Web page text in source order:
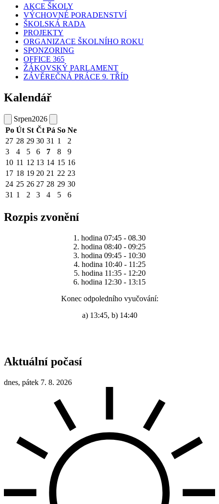
AKCE ŠKOLY
VÝCHOVNÉ PORADENSTVÍ
ŠKOLSKÁ RADA
PROJEKTY
ORGANIZACE ŠKOLNÍHO ROKU
SPONZORING
OFFICE 365
ŽÁKOVSKÝ PARLAMENT
ZÁVĚREČNÁ PRÁCE 9. TŘÍD
Kalendář
Srpen2026
Po Út St Čt Pá So Ne
27 28 29 30 31 1
2
3
4 5 6 7 8
9
10 11 12 13 14 15 16
17 18 19 20 21 22 23
24 25 26 27 28 29 30
31 1 2 3 4 5 6
Rozpis zvonění
1. hodina 07:45 - 08.30
2. hodina 08:40 - 09:25
3. hodina 09:45 - 10:30
4. hodina 10:40 - 11:25
5. hodina 11:35 - 12:20
6. hodina 12:30 - 13:15
Konec odpoledního vyučování:
a) 13:45, b) 14:40
Aktuální počasí
dnes, pátek 7. 8. 2026